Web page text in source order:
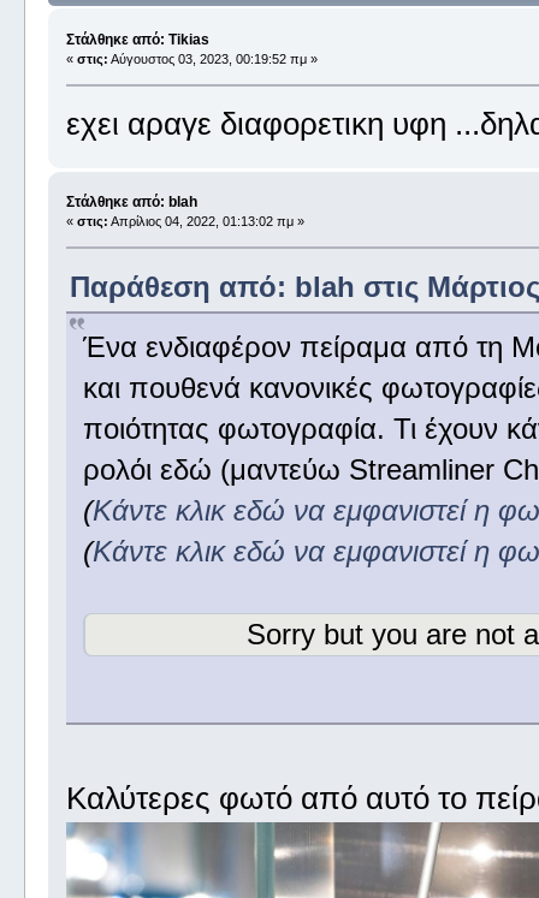
Στάλθηκε από: Tikias
« στις: Αύγουστος 03, 2023, 00:19:52 πμ »
εχει αραγε διαφορετικη υφη
Στάλθηκε από: blah
« στις: Απρίλιος 04, 2022, 01:13:02 πμ »
Παράθεση από: blah στις
Ένα ενδιαφέρον πείραμα από τη
και πουθενά κανονικές
ποιότητας φωτογραφία. Τι έχουν
ρολόι εδώ (μαντεύω Streamliner
(Κάντε κλικ εδώ να εμφανιστεί η
(Κάντε κλικ εδώ να εμφανιστεί η
Sorry but you are not
Καλύτερες φωτό από αυτό το